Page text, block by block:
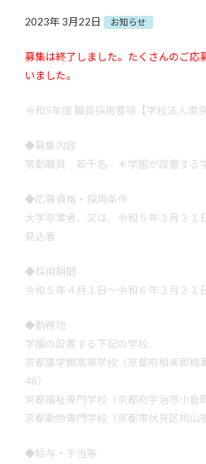
2023年 3月22日 お知らせ
募集は終了しました。たくさんのご応
いました。
令和5年度 職員採用要項【学校法人南京
◆募集内容
常勤職員 若千名 ＊学園が設置する
◆応募資格・採用条件
大学卒業者、又は、令和５年３月３１
見込者
◆採用期間
令和５年４月１日～令和６年３月３１
◆勤務地
学園の設置する下記の学校
京都廣学館高等学校（京都府相楽郡精
48）
京都福祉専門学校（京都府宇治市小倉
京都動物専門学校（京都市伏見区桃山
◆給与・手当等